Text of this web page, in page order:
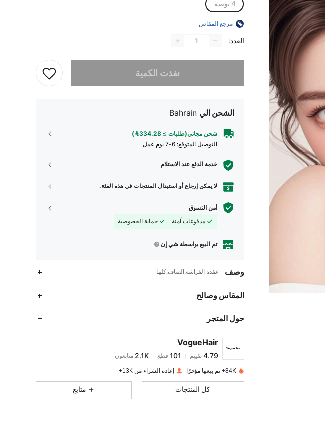
4 بوصة
مرجع المقاس
العدد:
نفذت الكمية
الشحن الي Bahrain
شحن مجاني(طلبات ≥ 334.28)
التوصيل المتوقع: 6-7 يوم عمل
خدمة الدفع عند الاستلام
لا يمكن إرجاع أو استبدال المنتجات في هذه الفئة.
أمن التسوق
مدفوعات آمنة
حماية الخصوصية
تم البيع بواسطة شي إن
وصف عقدة الفراشة,الصاف,كلها
المقاس وصالح
حول المتجر
VogueHair
4.79
4.79
t***i تم دفعمنذ 1 يوم
84K+ تم بيعها مؤخرًا إعادة الشراء من 13K+
كل المنتجات متابع